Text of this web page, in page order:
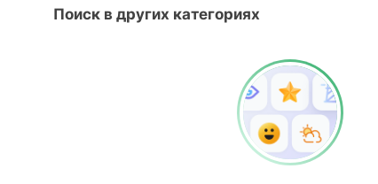
Поиск в других категориях